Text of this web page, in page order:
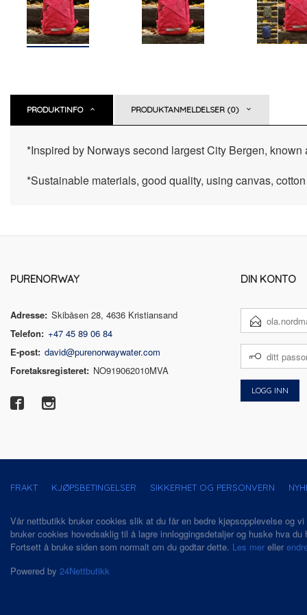
PRODUKTINFO PRODUKTANMELDELSER (0)
*Inspired by Norways second largest City Bergen, known
*Sustainable materials, good quality, using canvas,
PURENORWAY
Adresse: Skibåsen 28, 4636 Kristiansand
Telefon: +47 45 89 06 84
E-post: david@purenorwaywater.com
Foretaksregisteret: NO919062010MVA
DIN KONTO
POSTADRESSE
PASSORD
FRAKT KJØPSBETINGELSER SIKKERHET OG PERSONVERN
Vår nettbutikk bruker cookies slik at du får en bedre kjøpsopplevelse og
bruker cookies hovedsaklig til å lagre innloggingsdetaljer og huske hva
Fortsett å bruke siden som normalt om du godtar dette. Les mer eller
Powered by 24Nettbutikk